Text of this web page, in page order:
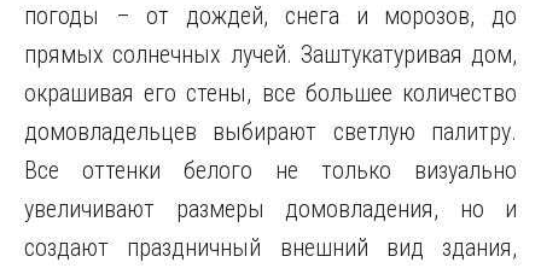
погоды – от дождей, снега и морозов, до
прямых солнечных лучей. Заштукатуривая дом,
окрашивая его стены, все большее количество
домовладельцев выбирают светлую палитру.
Все оттенки белого не только визуально
увеличивают размеры домовладения, но и
создают праздничный внешний вид здания,